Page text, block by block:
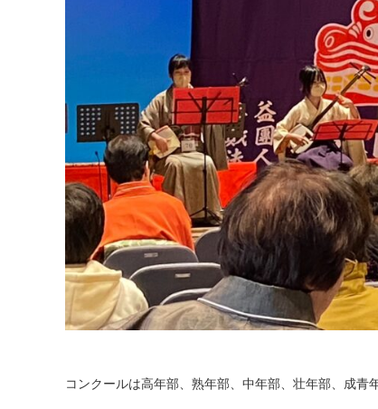
コンクールは高年部、熟年部、中年部、壮年部、成青